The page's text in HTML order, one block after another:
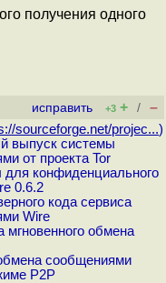
получения одного
исправить +3 + / –
sourceforge.net/projec...)
выпуск системы
от проекта Tor
конфиденциального
0.6.2
кода сервиса
Wire
обмена
сообщениями
P2P